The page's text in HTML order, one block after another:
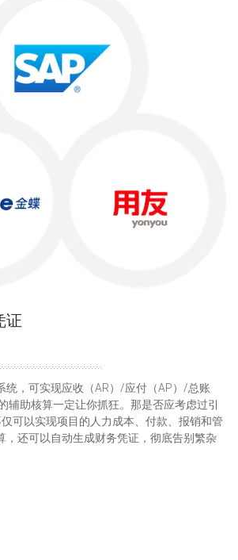
证
统，可实现应收（AR）/应付（AP）/总账
辅助核算一定让你抓狂。那是否应考虑过引
可以实现项目的人力成本、付款、报销和管
，还可以自动生成财务凭证，彻底告别繁杂